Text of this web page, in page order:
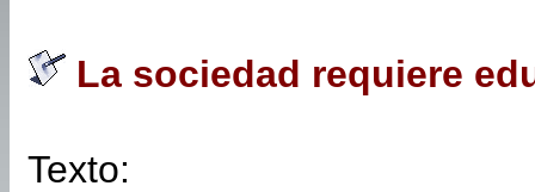
La sociedad requiere
Texto: